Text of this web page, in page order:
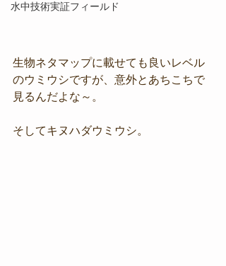
水中技術実証フィールド
生物ネタマップに載せても良いレベル
のウミウシですが、意外とあちこちで
見るんだよな～。
そしてキヌハダウミウシ。